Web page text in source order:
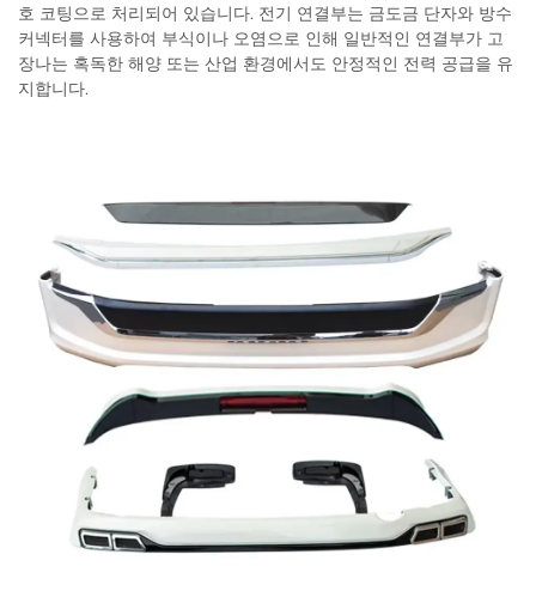
호 코팅으로 처리되어 있습니다. 전기 연결부는 금도금 단자와 방수
커넥터를 사용하여 부식이나 오염으로 인해 일반적인 연결부가 고
장나는 혹독한 해양 또는 산업 환경에서도 안정적인 전력 공급을 유
지합니다.